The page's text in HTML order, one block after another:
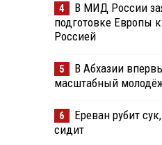
4
В МИД России
подготовке Европы
Россией
5
В Абхазии
масштабный
6
Ереван рубит
сидит